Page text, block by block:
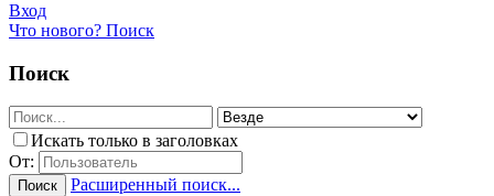
Вход
Что нового? Поиск
Поиск
Искать только в заголовках
От:
Поиск Расширенный поиск...